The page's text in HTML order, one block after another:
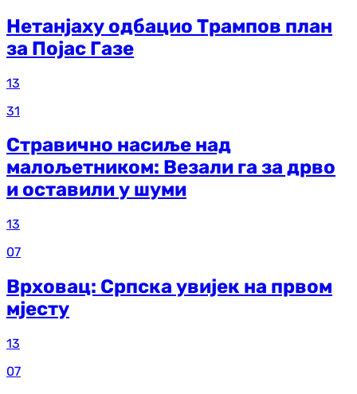
Нетанјаху одбацио Трампов план
за Појас Газе
13
31
Стравично насиље над
малољетником: Везали га за дрво
и оставили у шуми
13
07
Врховац: Српска увијек на првом
мјесту
13
07